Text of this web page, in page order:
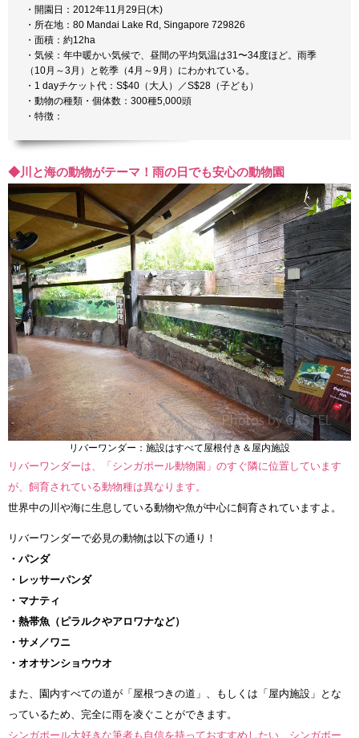
・開園日：2012年11月29日(木)
・所在地：80 Mandai Lake Rd, Singapore 729826
・面積：約12ha
・気候：年中暖かい気候で、昼間の平均気温は31〜34度ほど。雨季
（10月～3月）と乾季（4月～9月）にわかれている。
・1 dayチケット代：S$40（大人）／S$28（子ども）
・動物の種類・個体数：300種5,000頭
・特徴：
◆川と海の動物がテーマ！雨の日でも安心の動物園
リバーワンダー：施設はすべて屋根付き＆屋内施設
リバーワンダーは、「シンガポール動物園」のすぐ隣に位置しています
が、飼育されている動物種は異なります。
世界中の川や海に生息している動物や魚が中心に飼育されていますよ。
リバーワンダーで必見の動物は以下の通り！
・パンダ
・レッサーパンダ
・マナティ
・熱帯魚（ピラルクやアロワナなど）
・サメ／ワニ
・オオサンショウウオ
また、園内すべての道が「屋根つきの道」、もしくは「屋内施設」とな
っているため、完全に雨を凌ぐことができます。
シンガポール大好きな筆者も自信を持っておすすめしたい、シンガポー